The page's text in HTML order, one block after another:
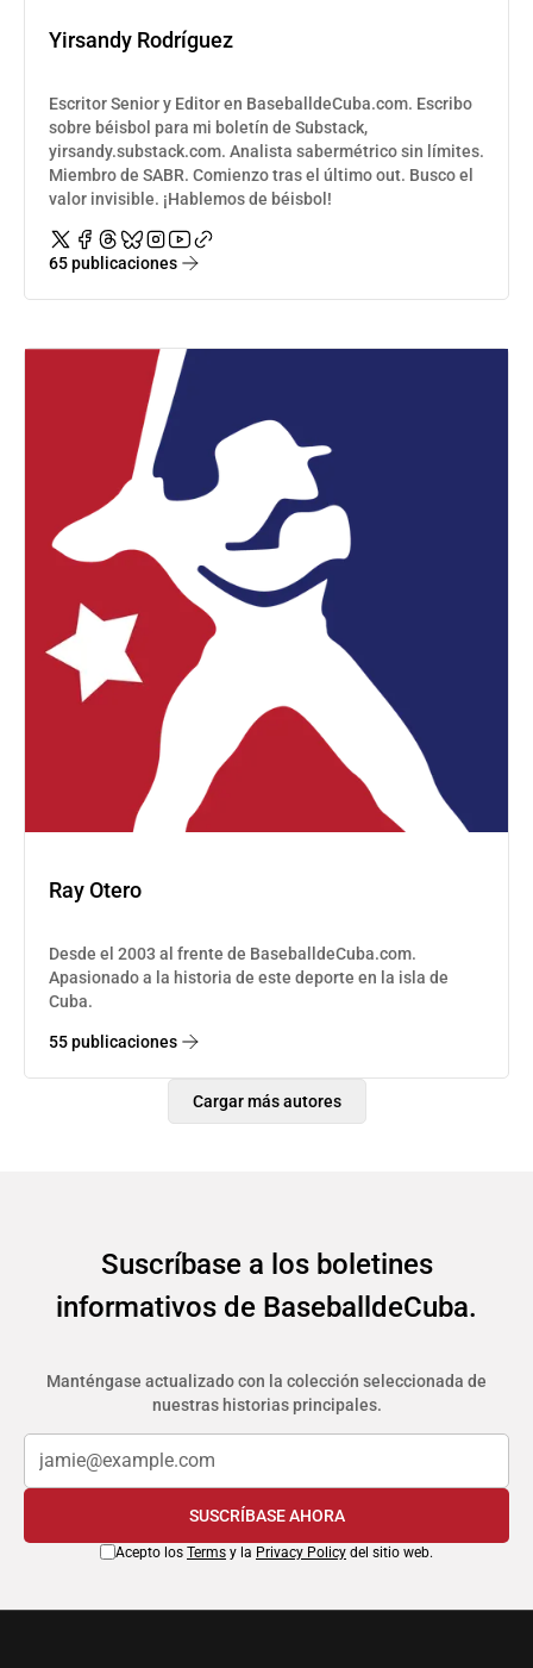
Yirsandy Rodríguez
Escritor Senior y Editor en BaseballdeCuba.com. Escribo
sobre béisbol para mi boletín de Substack,
yirsandy.substack.com. Analista sabermétrico sin límites.
Miembro de SABR. Comienzo tras el último out. Busco el
valor invisible. ¡Hablemos de béisbol!
65 publicaciones
Ray Otero
Desde el 2003 al frente de BaseballdeCuba.com.
Apasionado a la historia de este deporte en la isla de
Cuba.
55 publicaciones
Cargar más autores
Suscríbase a los boletines
informativos de BaseballdeCuba.
Manténgase actualizado con la colección seleccionada de
nuestras historias principales.
SUSCRÍBASE AHORA
Acepto los Terms y la Privacy Policy del sitio web.